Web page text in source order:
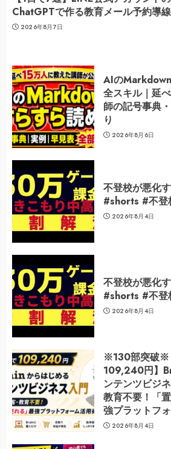
ChatGPTで作る教育メール予約導
2026年8月7日
AIの
全スキル｜延
師の記号事典
り
2026年8月6日
不登校が悪化
#shorts #不登
2026年8月4日
不登校が悪化
#shorts #不登
2026年8月4日
※130部突破※
109,240円】
ンテンツビジ
教育不要！「
強プラットフ
2026年8月4日